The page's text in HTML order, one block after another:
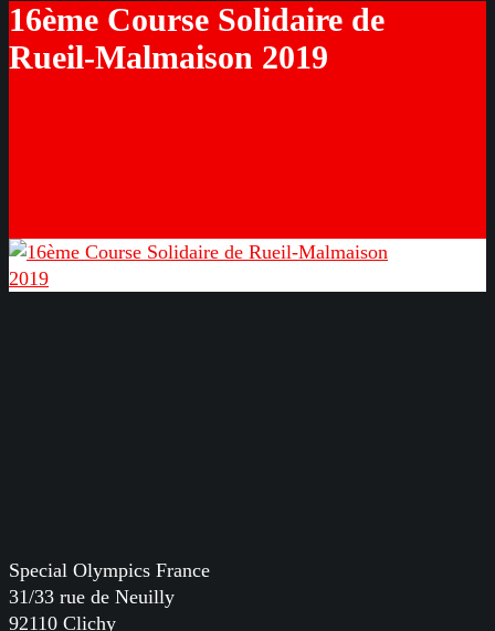
16ème Course Solidaire de
Rueil-Malmaison 2019
Special Olympics France
31/33 rue de Neuilly
92110 Clichy